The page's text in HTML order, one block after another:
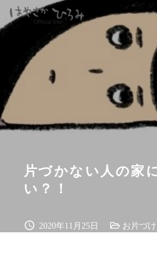
片づかない人の家
い？！
schedule 2020年11月25日 お片づ